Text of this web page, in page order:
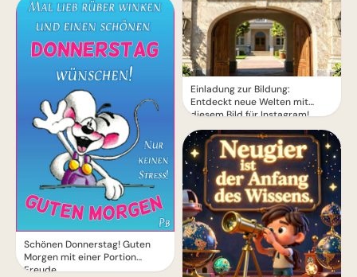
Schönen Donnerstag! Guten
Morgen mit einer Portion
Freude
Einladung zur Bildung:
Entdeckt neue Welten mit
diesem Bild für Instagram!